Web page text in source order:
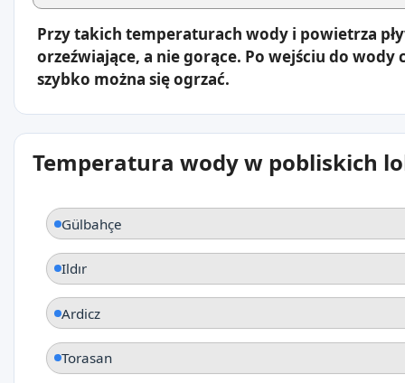
Przy takich temperaturach wody i powietrza
orzeźwiające, a nie gorące. Po wejściu do
szybko można się ogrzać.
Temperatura wody w pobliskich
Gülbahçe
Ildır
Ardicz
Torasan